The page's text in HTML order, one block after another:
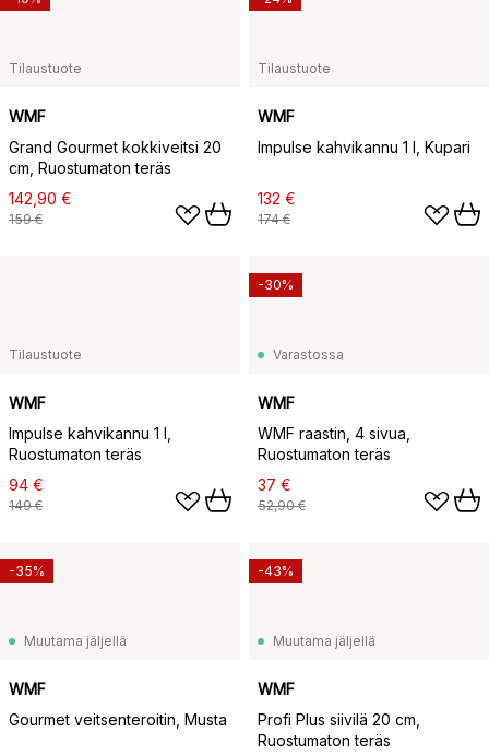
Tilaustuote
WMF
Grand Gourmet kokkiveitsi 20
cm, Ruostumaton teräs
142,90 €
159 €
Tilaustuote
WMF
Impulse kahvikannu 1 l, Kupari
132 €
174 €
Tilaustuote
WMF
Impulse kahvikannu 1 l,
Ruostumaton teräs
94 €
149 €
Varastossa
WMF
WMF raastin, 4 sivua,
Ruostumaton teräs
37 €
52,90 €
-30%
Muutama jäljellä
WMF
Gourmet veitsenteroitin, Musta
-35%
Muutama jäljellä
WMF
Profi Plus siivilä 20 cm,
Ruostumaton teräs
-43%